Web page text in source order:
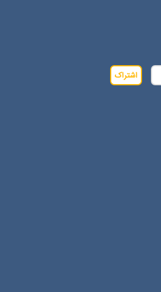
اشتراک